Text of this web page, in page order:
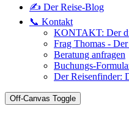
✍️ Der Reise-Blog
📞 Kontakt
KONTAKT: Der
Frag Thomas -
Beratung anfragen
Buchungs-
Der Reisenfinder:
Off-Canvas Toggle